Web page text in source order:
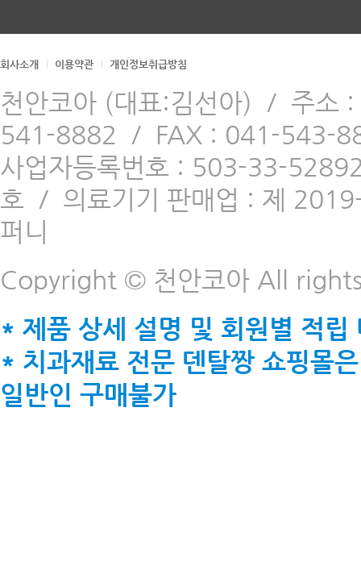
회사소개 이용약관 개인정보취급방침
천안코아 (대표:김선아) / 주소
541-8882 / FAX : 041-543-
사업자등록번호 : 503-33-
호 / 의료기기 판매업 : 제
퍼니
Copyright © 천안코아 All
* 제품 상세 설명 및 회원별 적
* 치과재료 전문 덴탈짱 쇼핑몰
일반인 구매불가